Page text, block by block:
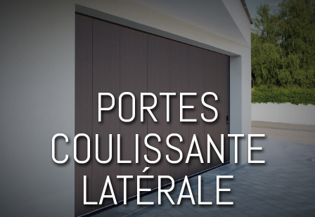
PORTES
COULISSANTE
LATÉRALE